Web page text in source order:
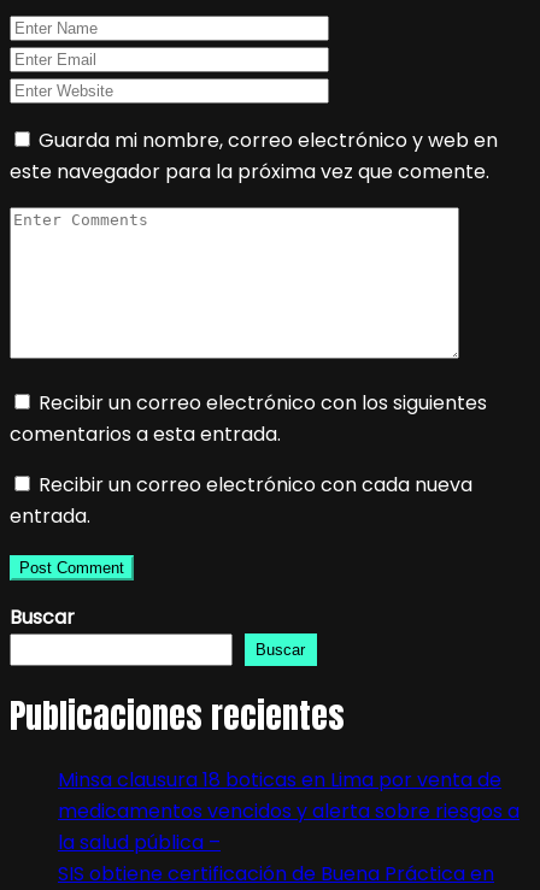
Guarda mi nombre, correo electrónico y web en
este navegador para la próxima vez que comente.
Recibir un correo electrónico con los siguientes
comentarios a esta entrada.
Recibir un correo electrónico con cada nueva
entrada.
Buscar
Buscar
Publicaciones recientes
Minsa clausura 18 boticas en Lima por venta de
medicamentos vencidos y alerta sobre riesgos a
la salud pública –
SIS obtiene certificación de Buena Práctica en